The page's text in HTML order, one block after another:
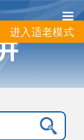
进入适老模式